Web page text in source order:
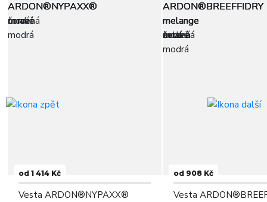
od 1 414 Kč
Vesta ARDON®NYPAXX®
od 908 Kč
Vesta